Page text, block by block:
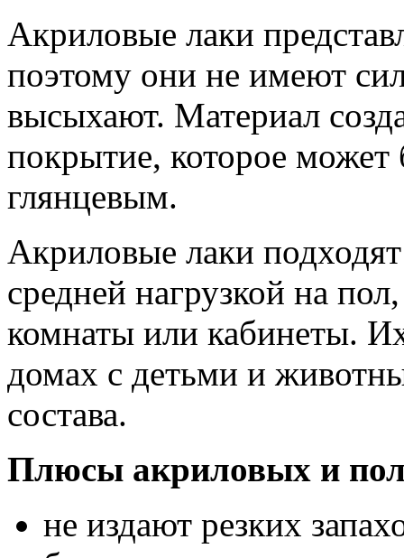
Акриловые лаки
поэтому они не имеют
высыхают. Материал
покрытие, которое
глянцевым.
Акриловые лаки
средней нагрузкой на
комнаты или кабинеты.
домах с детьми и
состава.
Плюсы акриловых и
не издают резких